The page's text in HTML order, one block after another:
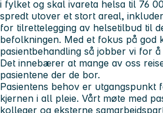
i fylket og skal ivareta helsa til 76
spredt utover et stort areal,
for tilrettelegging av helsetilbud til
befolkningen. Med et fokus på god
pasientbehandling så jobber vi for
Det innebærer at mange av oss
pasientene der de bor.
Pasientens behov er utgangspunkt
kjernen i all pleie. Vårt møte med
kolleger og eksterne